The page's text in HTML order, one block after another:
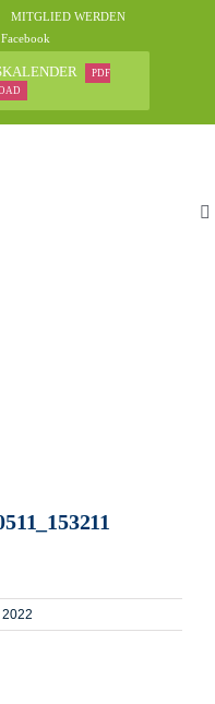
MITGLIED WERDEN
Facebook
PDF
2022